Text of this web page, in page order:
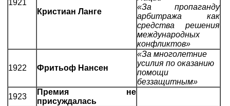
1921
Кристиан Ланге
«За пропаганду
арбитража как
средства решения
международных
конфликтов»
1922 Фритьоф Нансен
«За многолетние
усилия по оказанию
помощи
беззащитным»
1923
Премия не
присуждалась